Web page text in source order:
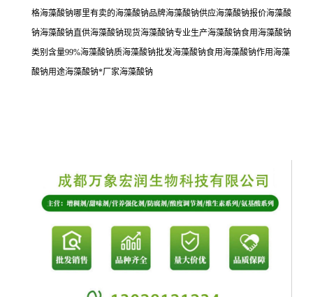
格海藻酸钠哪里有卖的海藻酸钠品牌海藻酸钠供应海藻酸钠报价海藻酸
钠海藻酸钠直供海藻酸钠现货海藻酸钠专业生产海藻酸钠食用海藻酸钠
类别含量99%海藻酸钠质海藻酸钠批发海藻酸钠食用海藻酸钠作用海藻
酸钠用途海藻酸钠*厂家海藻酸钠